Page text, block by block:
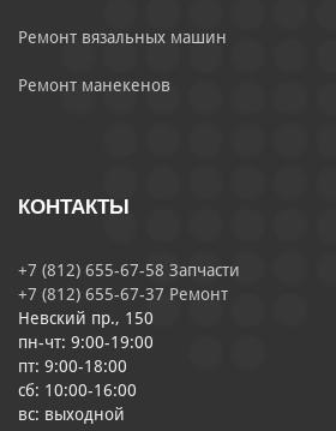
Ремонт вязальных машин
Ремонт манекенов
КОНТАКТЫ
+7 (812) 655-67-58 Запчасти
+7 (812) 655-67-37 Ремонт
Невский пр., 150
пн-чт: 9:00-19:00
пт: 9:00-18:00
сб: 10:00-16:00
вс: выходной